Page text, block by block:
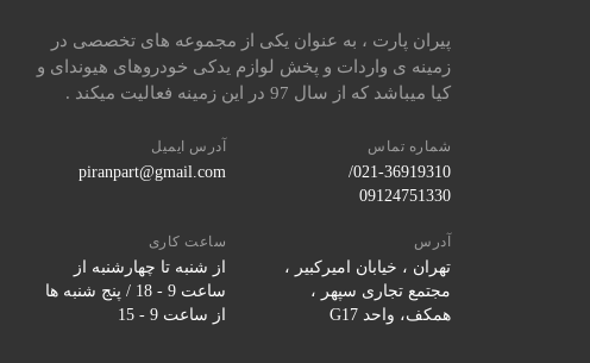
پیران پارت ، به عنوان یکی از مجموعه های تخصصی در
زمینه ی واردات و پخش لوازم یدکی خودروهای هیوندای و
کیا میباشد که از سال 97 در این زمینه فعالیت میکند .
شماره تماس
021-36919310/
09124751330
آدرس ایمیل
piranpart@gmail.com
آدرس
تهران ، خیابان امیرکبیر ،
مجتمع تجاری سپهر ،
همکف، واحد G17
ساعت کاری
از شنبه تا چهارشنبه از
ساعت 9 - 18 / پنج شنبه ها
از ساعت 9 - 15